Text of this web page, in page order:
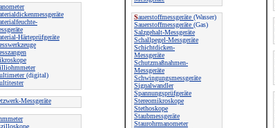
anometer
Härteprüfgeräte
(digital)
Messgeräte
Sauerstoffmessgeräte (Wasser)
Sauerstoffmessgeräte (Gas)
Salzgehalt-Messgeräte
Schallpegel-Messgeräte
Schichtdicken-
Messgeräte
Schutzmaßnahmen-
Messgeräte
Schwingungsmessgeräte
Signalwandler
Spannungsprüfgeräte
Stereomikroskope
Stethoskope
Staubmessgeräte
Staurohrmanometer